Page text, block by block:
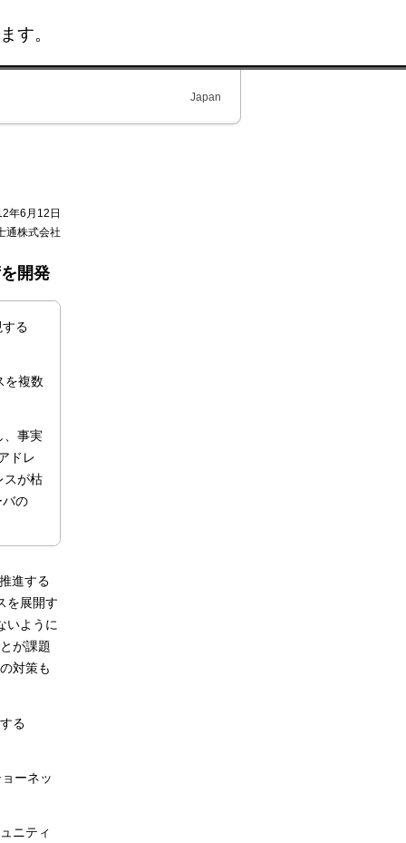
す。
Japan
年6月12日
通株式会社
開発
る
を複数
、事実
ドレ
スが枯
バの
進する
を展開す
いように
が課題
対策も
る
ーネッ
ニティ